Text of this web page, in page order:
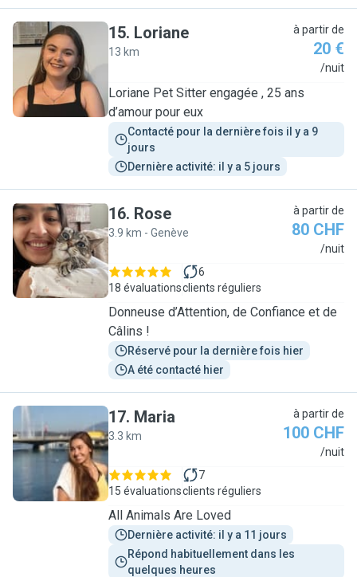
L
15. Loriane
13 km
à partir de
20 €
/nuit
Loriane Pet Sitter engagée , 25 ans
d’amour pour eux
Contacté pour la dernière fois il y a 9
jours
Dernière activité: il y a 5 jours
R
16. Rose
3.9 km - Genève
à partir de
80 CHF
/nuit
18 évaluations
6
clients réguliers
Donneuse d’Attention, de Confiance et de
Câlins !
Réservé pour la dernière fois hier
A été contacté hier
M
17. Maria
3.3 km
à partir de
100 CHF
/nuit
15 évaluations
7
clients réguliers
All Animals Are Loved
Dernière activité: il y a 11 jours
Répond habituellement dans les
quelques heures